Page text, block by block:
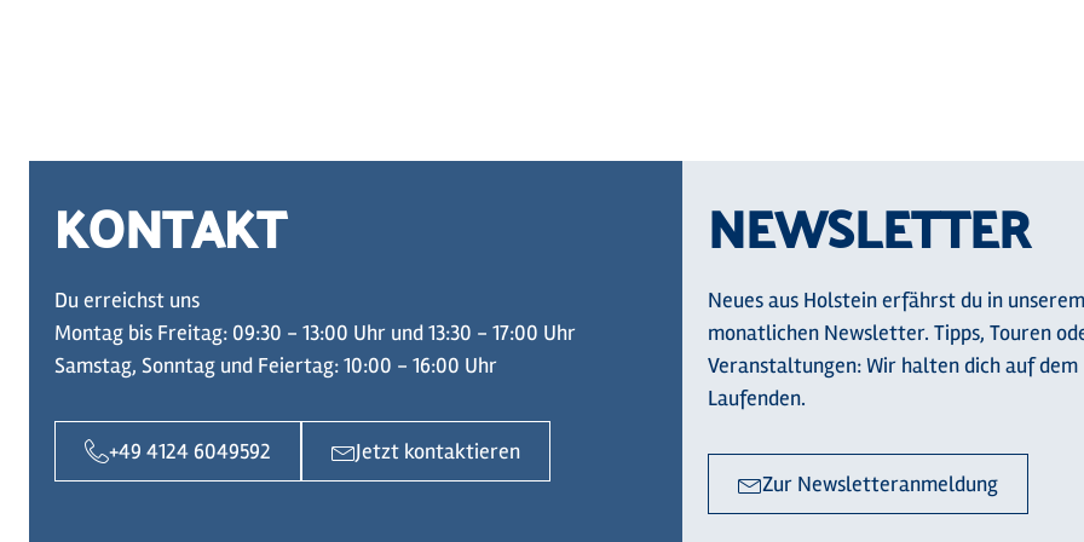
KONTAKT
Du erreichst uns
Montag bis Freitag: 09:30 - 13:00 Uhr und 13:30 - 17:00 Uhr
Samstag, Sonntag und Feiertag: 10:00 - 16:00 Uhr
+49 4124 6049592 Jetzt kontaktieren
NEWSLETTER
Neues aus Holstein erfährst du in unserem
monatlichen Newsletter. Tipps, Touren
Veranstaltungen: Wir halten dich auf dem
Laufenden.
Zur Newsletteranmeldung